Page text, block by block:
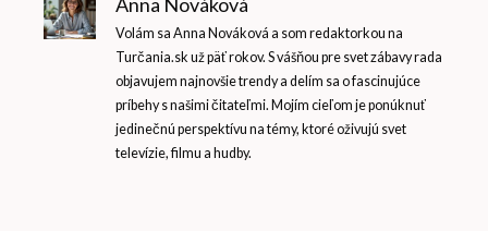
Volám sa Anna Nováková a som redaktorkou na
Turčania.sk už päť rokov. S vášňou pre svet zábavy rada
objavujem najnovšie trendy a delím sa o fascinujúce
príbehy s našimi čitateľmi. Mojím cieľom je ponúknuť
jedinečnú perspektívu na témy, ktoré oživujú svet
televízie, filmu a hudby.